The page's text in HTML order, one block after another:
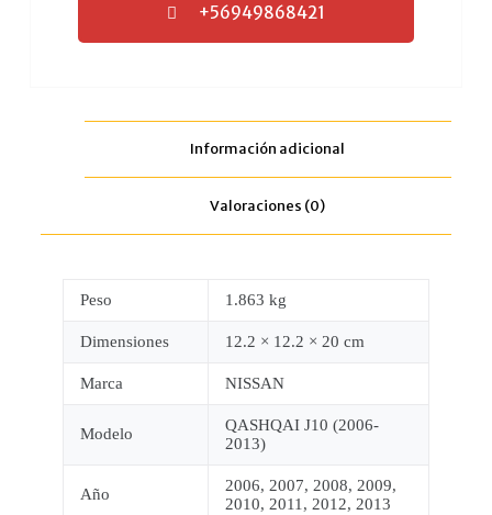
+56949868421
Información adicional
Valoraciones (0)
Peso 1.863 kg
Dimensiones 12.2 × 12.2 × 20 cm
Marca NISSAN
Modelo
QASHQAI J10 (2006-
2013)
Año
2006, 2007, 2008, 2009,
2010, 2011, 2012, 2013